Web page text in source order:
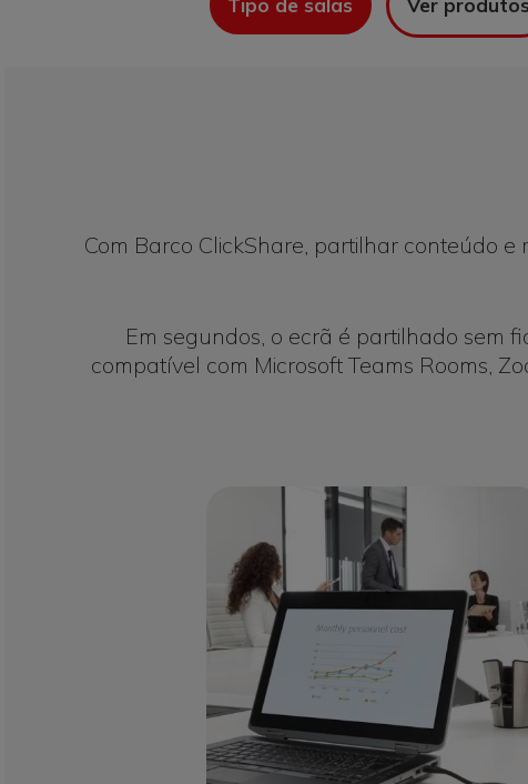
Com Barco ClickShare, partilhar conteúdo
Em segundos, o ecrã é partilhado sem
compatível com Microsoft Teams Rooms,